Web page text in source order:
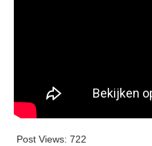
Post Views: 722